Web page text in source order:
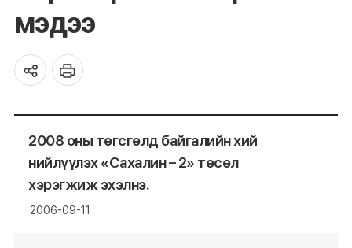
мэдээ
2008 оны төгсгөлд байгалийн хий
нийлүүлэх «Сахалин – 2» төсөл
хэрэгжиж эхэлнэ.
2006-09-11